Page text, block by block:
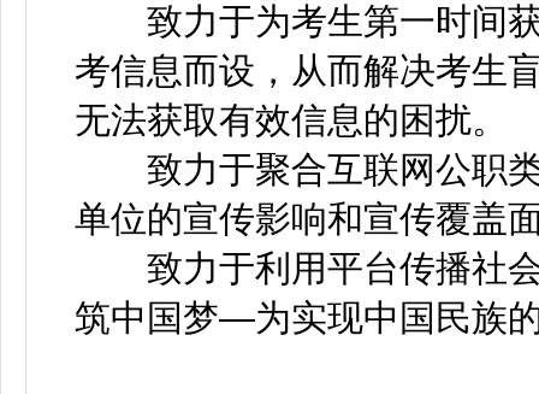
致力于为考生第一时间获
考信息而设，从而解决考生
无法获取有效信息的困扰。
致力于聚合互联网公职类
单位的宣传影响和宣传覆盖
致力于利用平台传播社会
筑中国梦—为实现中国民族